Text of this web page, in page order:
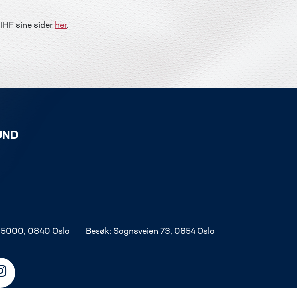
sine sider her.
5000, 0840 Oslo Besøk: Sognsveien 73, 0854 Oslo